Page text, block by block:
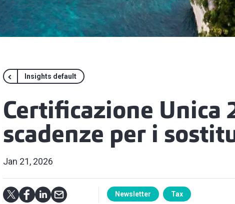
Insights default
Certificazione Unica
scadenze per i
Jan 21, 2026
Newsletter Tax